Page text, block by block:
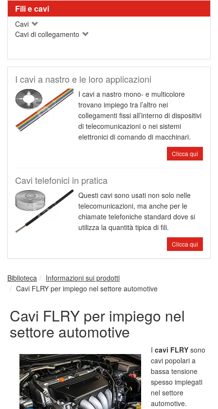
Fili e cavi
Cavi
Cavi di collegamento
I cavi a nastro e le loro applicazioni
I cavi a nastro mono- e multicolore
trovano impiego tra l’altro nei
collegamenti fissi all’interno di dispositivi
di telecomunicazioni o nei sistemi
elettronici di comando di macchinari.
Clicca qui
Cavi telefonici in pratica
Questi cavi sono usati non solo nelle
telecomunicazioni, ma anche per le
chiamate telefoniche standard dove si
utilizza la quantità tipica di fili.
Clicca qui
Biblioteca
Informazioni sui prodotti
Cavi FLRY per impiego nel settore automotive
Cavi FLRY per impiego nel
settore automotive
I cavi FLRY sono
cavi popolari a
bassa tensione
spesso impiegati
nel settore
automotive.